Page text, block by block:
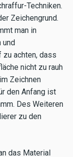
Techniken.
Zeichengrund.
man in
und
achten, dass
nicht zu rauh
Zeichnen
den Anfang ist
Des Weiteren
zu den
das Material